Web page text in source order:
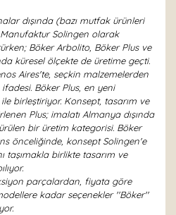
dışında (bazı mutfak ürünleri
Solingen olarak
Böker Arbolito, Böker Plus ve
küresel ölçekte de üretime geçti.
Aires'te, seçkin malzemelerden
ifadesi. Böker Plus, en yeni
birleştiriyor. Konsept, tasarım ve
Plus; imalatı Almanya dışında
bir üretim kategorisi. Böker
önceliğinde, konsept Solingen'e
taşımakla birlikte tasarım ve
parçalardan, fiyata göre
kadar seçenekler ''Böker''